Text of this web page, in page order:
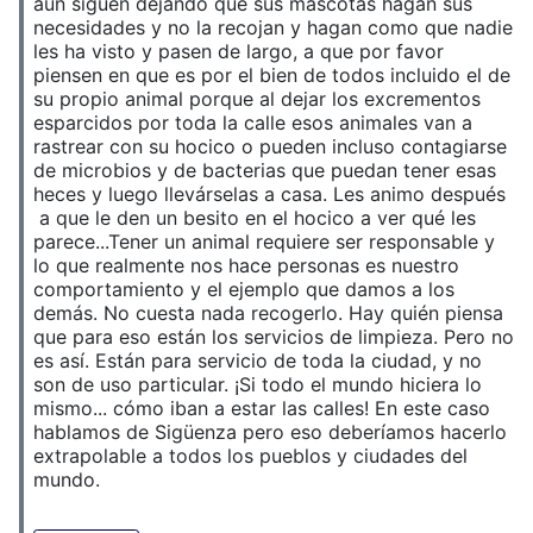
necesidades y no la recojan y hagan como que nadie
les ha visto y pasen de largo, a que por favor
piensen en que es por el bien de todos incluido el de
su propio animal porque al dejar los excrementos
esparcidos por toda la calle esos animales van a
rastrear con su hocico o pueden incluso contagiarse
de microbios y de bacterias que puedan tener esas
heces y luego llevárselas a casa. Les animo después
a que le den un besito en el hocico a ver qué les
parece...Tener un animal requiere ser responsable y
lo que realmente nos hace personas es nuestro
comportamiento y el ejemplo que damos a los
demás. No cuesta nada recogerlo. Hay quién piensa
que para eso están los servicios de limpieza. Pero no
es así. Están para servicio de toda la ciudad, y no
son de uso particular. ¡Si todo el mundo hiciera lo
mismo... cómo iban a estar las calles! En este caso
hablamos de Sigüenza pero eso deberíamos hacerlo
extrapolable a todos los pueblos y ciudades del
mundo.